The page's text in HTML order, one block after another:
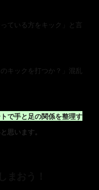
ている方をキック」と言
キックを打つか？」混乱
で手と足の関係を整理す
思います。